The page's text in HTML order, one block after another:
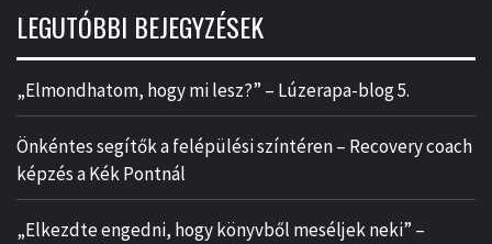
LEGUTÓBBI BEJEGYZÉSEK
„Elmondhatom, hogy mi lesz?” – Lúzerapa-blog 5.
Önkéntes segítők a felépülési színtéren – Recovery coach
képzés a Kék Pontnál
„Elkezdte engedni, hogy könyvből meséljek neki” –